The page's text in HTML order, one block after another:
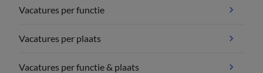
Vacatures per functie
Vacatures per plaats
Vacatures per functie & plaats